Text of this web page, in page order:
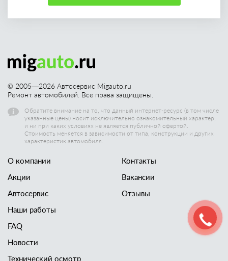
© 2005—2026 Автосервис Migauto.ru
Ремонт автомобилей. Все права защищены.
Обратите внимание на то, что данный интернет-ресурс (в том числе
указанные цены) носит исключительно ознакомительный характер,
и ни при каких условиях не является публичной офертой.
Стоимость меняется в зависимости от типа, конструкции и других
характеристик автомобиля.
О компании
Акции
Автосервис
Наши работы
Контакты
Вакансии
Отзывы
FAQ
Новости
Технический осмотр